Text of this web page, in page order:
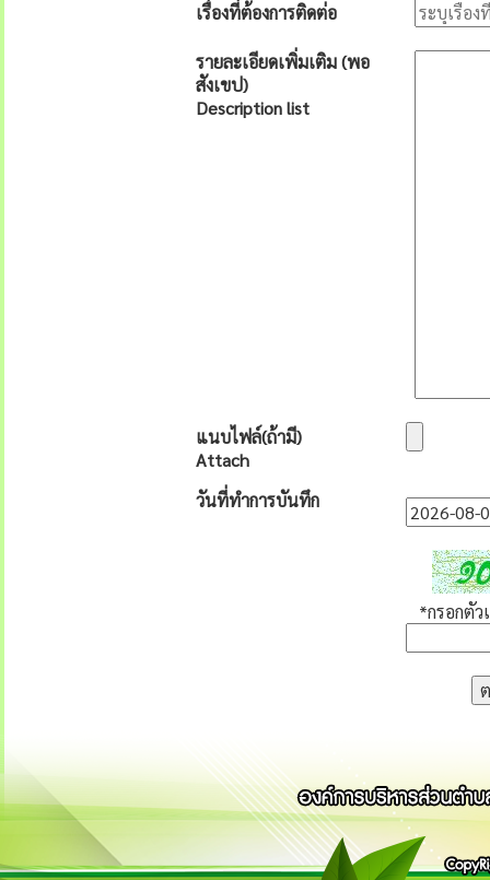
เรื่องที่ต้องการติดต่อ
รายละเอียดเพิ่มเติม (พอ
สังเขป)
Description list
แนบไฟล์(ถ้ามี)
Attach
วันที่ทำการบันทึก
*กรอกตั